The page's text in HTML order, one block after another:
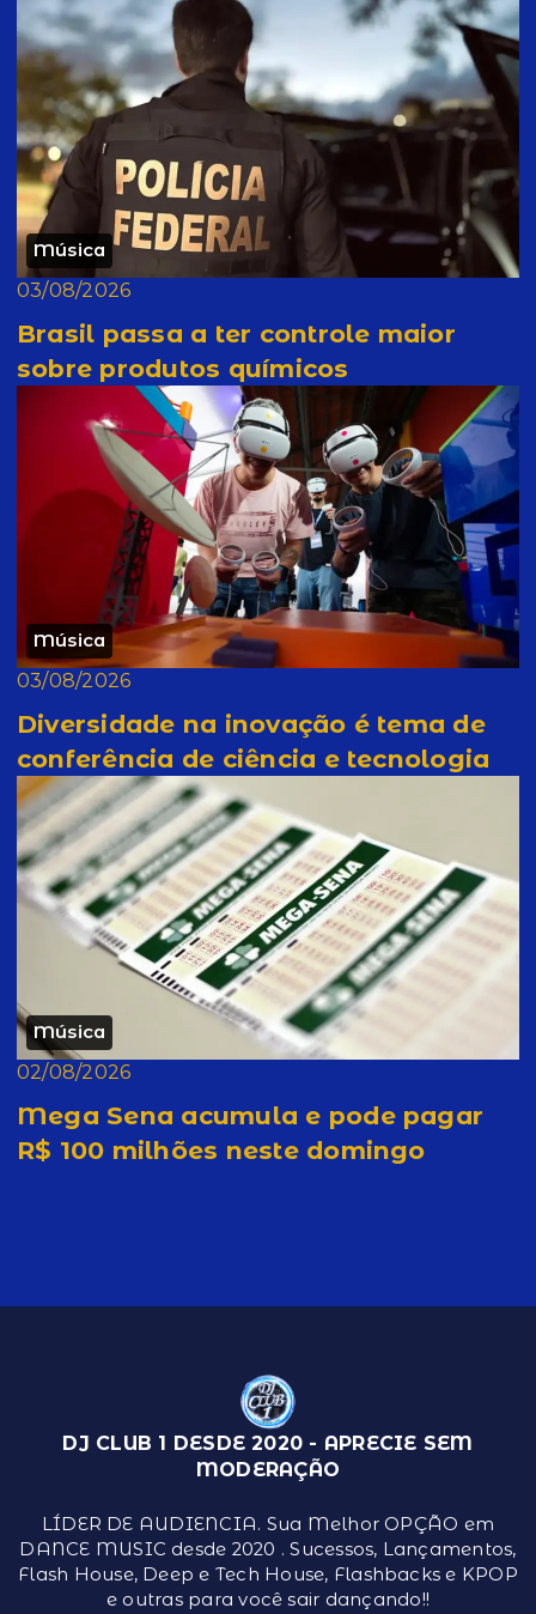
Música
03/08/2026
Brasil passa a ter controle maior
sobre produtos químicos
Música
03/08/2026
Diversidade na inovação é tema de
conferência de ciência e tecnologia
Música
02/08/2026
Mega Sena acumula e pode pagar
R$ 100 milhões neste domingo
DJ CLUB 1 DESDE 2020 - APRECIE SEM
MODERAÇÃO
LÍDER DE AUDIENCIA. Sua Melhor OPÇÃO em
DANCE MUSIC desde 2020 . Sucessos, Lançamentos,
Flash House, Deep e Tech House, Flashbacks e KPOP
e outras para você sair dançando!!